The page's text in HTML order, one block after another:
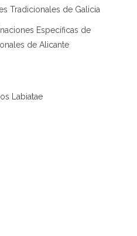
Tradicionales de Galicia
Específicas de
de Alicante
Labiatae